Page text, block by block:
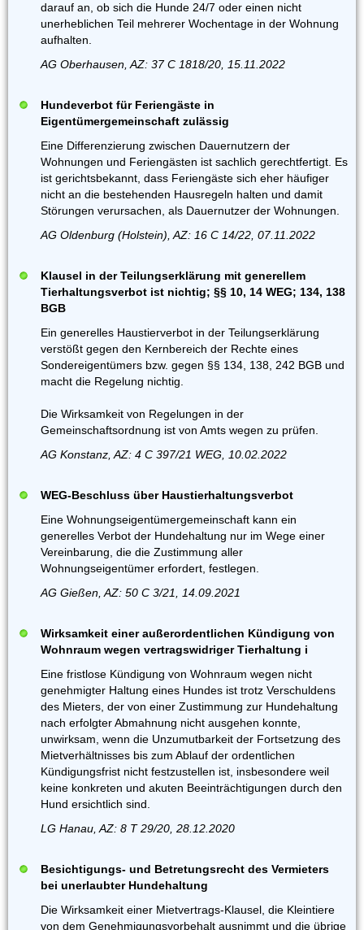
darauf an, ob sich die Hunde 24/7 oder einen nicht
unerheblichen Teil mehrerer Wochentage in der Wohnung
aufhalten.
AG Oberhausen, AZ: 37 C 1818/20, 15.11.2022
Hundeverbot für Feriengäste in
Eigentümergemeinschaft zulässig
Eine Differenzierung zwischen Dauernutzern der
Wohnungen und Feriengästen ist sachlich gerechtfertigt. Es
ist gerichtsbekannt, dass Feriengäste sich eher häufiger
nicht an die bestehenden Hausregeln halten und damit
Störungen verursachen, als Dauernutzer der Wohnungen.
AG Oldenburg (Holstein), AZ: 16 C 14/22, 07.11.2022
Klausel in der Teilungserklärung mit generellem
Tierhaltungsverbot ist nichtig; §§ 10, 14 WEG; 134, 138
BGB
Ein generelles Haustierverbot in der Teilungserklärung
verstößt gegen den Kernbereich der Rechte eines
Sondereigentümers bzw. gegen §§ 134, 138, 242 BGB und
macht die Regelung nichtig.
Die Wirksamkeit von Regelungen in der
Gemeinschaftsordnung ist von Amts wegen zu prüfen.
AG Konstanz, AZ: 4 C 397/21 WEG, 10.02.2022
WEG-Beschluss über Haustierhaltungsverbot
Eine Wohnungseigentümergemeinschaft kann ein
generelles Verbot der Hundehaltung nur im Wege einer
Vereinbarung, die die Zustimmung aller
Wohnungseigentümer erfordert, festlegen.
AG Gießen, AZ: 50 C 3/21, 14.09.2021
Wirksamkeit einer außerordentlichen Kündigung von
Wohnraum wegen vertragswidriger Tierhaltung i
Eine fristlose Kündigung von Wohnraum wegen nicht
genehmigter Haltung eines Hundes ist trotz Verschuldens
des Mieters, der von einer Zustimmung zur Hundehaltung
nach erfolgter Abmahnung nicht ausgehen konnte,
unwirksam, wenn die Unzumutbarkeit der Fortsetzung des
Mietverhältnisses bis zum Ablauf der ordentlichen
Kündigungsfrist nicht festzustellen ist, insbesondere weil
keine konkreten und akuten Beeinträchtigungen durch den
Hund ersichtlich sind.
LG Hanau, AZ: 8 T 29/20, 28.12.2020
Besichtigungs- und Betretungsrecht des Vermieters
bei unerlaubter Hundehaltung
Die Wirksamkeit einer Mietvertrags-Klausel, die Kleintiere
von dem Genehmigungsvorbehalt ausnimmt und die übrige